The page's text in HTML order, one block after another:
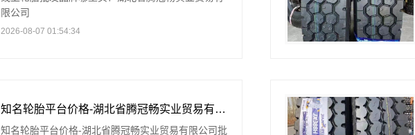
限公司
2026-08-07 01:54:34
知名轮胎平台价格-湖北省腾冠畅实业贸易有限公司批发底价直供
知名轮胎平台价格-湖北省腾冠畅实业贸易有限公司批